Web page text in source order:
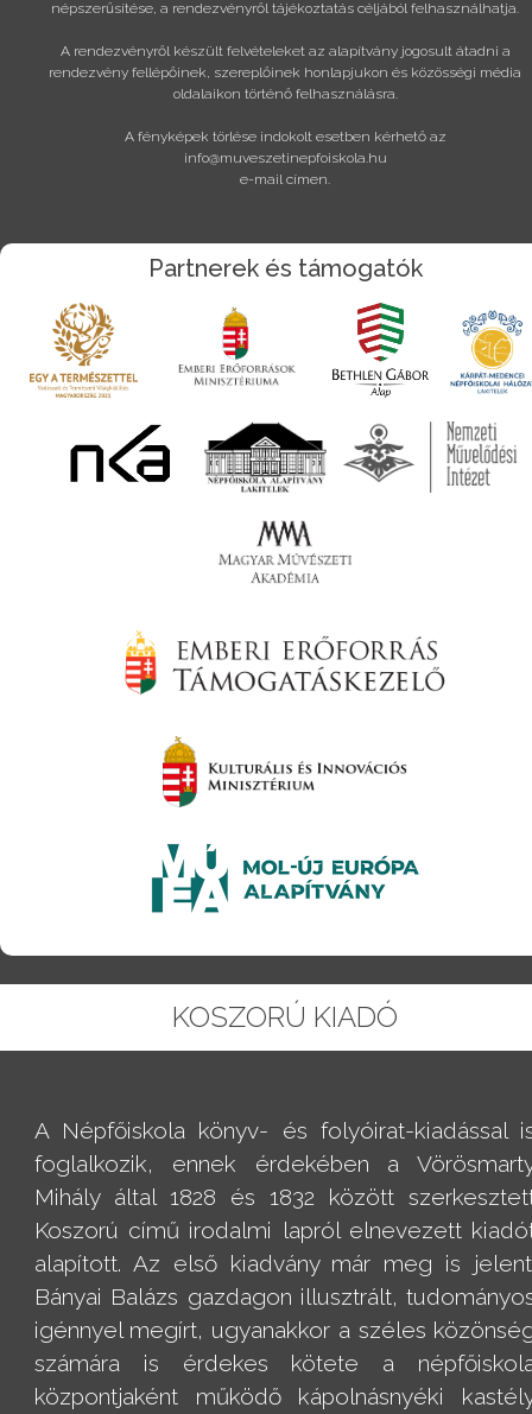
népszerűsítése, a rendezvényről tájékoztatás céljából felhasználhatja.
A rendezvényről készült felvételeket az alapítvány jogosult átadni a
rendezvény fellépőinek, szereplőinek honlapjukon és közösségi média
oldalaikon történő felhasználásra.
A fényképek törlése indokolt esetben kérhető az
info@muveszetinepfoiskola.hu
e-mail címen.
Partnerek és támogatók
KOSZORÚ KIADÓ
A Népfőiskola könyv- és folyóirat-kiadással
foglalkozik, ennek érdekében a
Mihály által 1828 és 1832 között
Koszorú című irodalmi lapról elnevezett
alapított. Az első kiadvány már meg is
Bányai Balázs gazdagon illusztrált,
igénnyel megírt, ugyanakkor a széles
számára is érdekes kötete a
központjaként működő kápolnásnyéki